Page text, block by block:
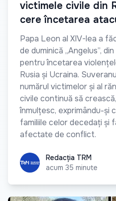
victimele civile din
cere încetarea
Papa Leon al XIV-lea a
de duminică „Angelus”,
pentru încetarea
Rusia și Ucraina.
numărul victimelor și al
civile continuă să
înmulțesc, exprimându-și
familiile celor decedați și
afectate de conflict.
Redacția TRM
Redacția TRM
acum 35 minute